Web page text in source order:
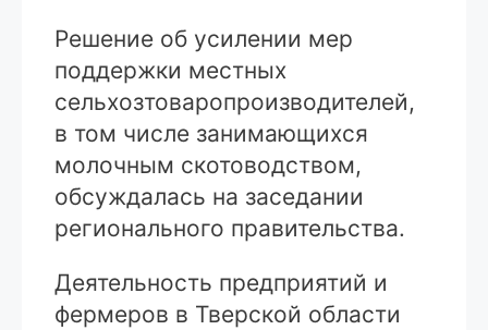
Решение об усилении мер
поддержки местных
сельхозтоваропроизводителей,
в том числе занимающихся
молочным скотоводством,
обсуждалась на заседании
регионального правительства.
Деятельность предприятий и
фермеров в Тверской области